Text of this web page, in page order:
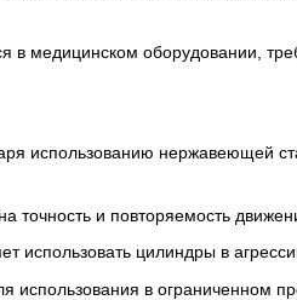
в медицинском оборудовании,
использованию нержавеющей
точность и повторяемость
использовать цилиндры в
использования в ограниченном